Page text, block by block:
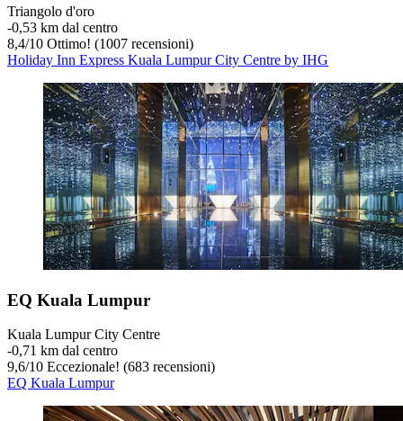
Triangolo d'oro
‐0,53 km dal centro
8,4/10 Ottimo! (1007 recensioni)
Holiday Inn Express Kuala Lumpur City Centre by IHG
EQ Kuala Lumpur
Kuala Lumpur City Centre
‐0,71 km dal centro
9,6/10 Eccezionale! (683 recensioni)
EQ Kuala Lumpur